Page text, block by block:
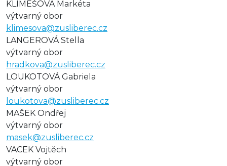
KLIMEŠOVÁ Markéta
výtvarný obor
klimesova@zusliberec.cz
LANGEROVÁ Stella
výtvarný obor
hradkova@zusliberec.cz
LOUKOTOVÁ Gabriela
výtvarný obor
loukotova@zusliberec.cz
MAŠEK Ondřej
výtvarný obor
masek@zusliberec.cz
VACEK Vojtěch
výtvarný obor